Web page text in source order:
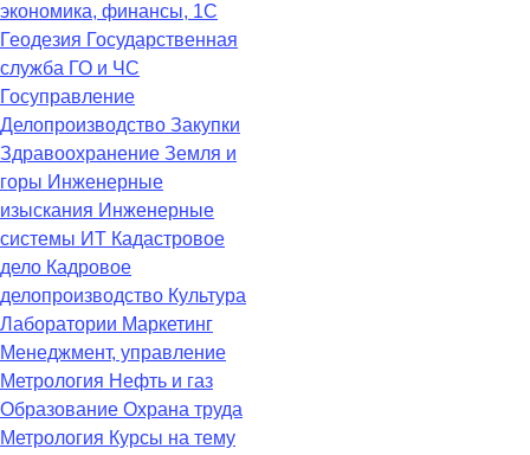
экономика, финансы, 1С
Геодезия Государственная
служба ГО и ЧС
Госуправление
Делопроизводство Закупки
Здравоохранение Земля и
горы Инженерные
изыскания Инженерные
системы ИТ Кадастровое
дело Кадровое
делопроизводство Культура
Лаборатории Маркетинг
Менеджмент, управление
Метрология Нефть и газ
Образование Охрана труда
Метрология Курсы на тему